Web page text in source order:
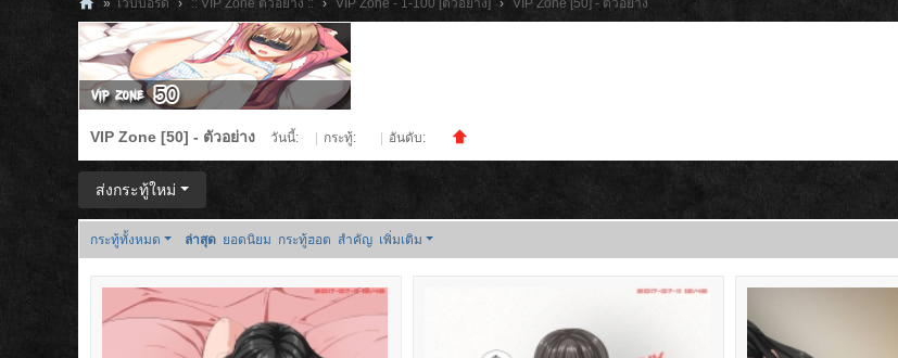
้น
Fs
ay
» เว็บบอร์ด › :: VIP Zone ตัวอย่าง :: › VIP Zone - 1-100 [ตัวอย่าง] › VIP Zone [50] - ตัวอย่าง
VIP Zone [50] - ตัวอย่าง วันนี้: กระทู้: อันดับ:
ส่งกระทู้ใหม่
กระทู้ทั้งหมด ล่าสุด ยอดนิยม กระทู้ฮอต สำคัญ เพิ่มเติม